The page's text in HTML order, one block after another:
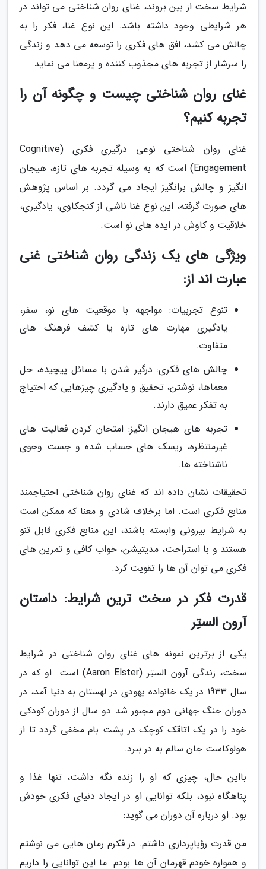
شرایط سخت از بین بروند، غنای روان شناختی می تواند در
هر شرایطی وجود داشته باشد. این نوع غنا، فکر را به
چالش می کشد، افق های فکری را توسعه می دهد و زندگی
را سرشار از تجربه های مجذوب کننده و پرمعنا می نماید.
غنای روان شناختی چیست و چگونه آن را
تجربه کنیم؟
غنای روان شناختی نوعی درگیری فکری (Cognitive
Engagement) است که به وسیله تجربه های تازه، هیجان
انگیز و چالش برانگیز ایجاد می گردد. بر اساس پژوهش
های صورت گرفته، این نوع غنا ناشی از کنجکاوی، یادگیری،
خلاقیت و کاوش در ایده های نو است.
ویژگی های یک زندگی روان شناختی غنی
عبارت اند از:
تنوع تجربیات: مواجهه با موقعیت های نو، سفر،
یادگیری مهارت های تازه یا کشف فرهنگ های
متفاوت.
چالش های فکری: درگیر شدن با مسائل پیچیده، حل
معماها، نوشتن، تحقیق و یادگیری چیزهایی که احتیاج
به تفکر عمیق دارند.
تجربه های هیجان انگیز: امتحان کردن فعالیت های
غیرمنتظره، ریسک های حساب شده و جست وجوی
ناشناخته ها.
تحقیقات نشان داده اند که غنای روان شناختی احتیاجمند
منابع فکری است. اما برخلاف شادی و معنا که ممکن است
به شرایط بیرونی وابسته باشند، این منابع فکری قابل تنو
هستند و با استراحت، مدیتیشن، خواب کافی و تمرین های
فکری می توان آن ها را تقویت کرد.
قدرت فکر در سخت ترین شرایط: داستان
آرون الستِر
یکی از برترین نمونه های غنای روان شناختی در شرایط
سخت، زندگی آرون الستِر (Aaron Elster) است. او که در
سال 1933 در یک خانواده یهودی در لهستان به دنیا آمد، در
دوران جنگ جهانی دوم مجبور شد دو سال از دوران کودکی
خود را در یک اتاقک کوچک در پشت بام مخفی گردد تا از
هولوکاست جان سالم به در ببرد.
بااین حال، چیزی که او را زنده نگه داشت، تنها غذا و
پناهگاه نبود، بلکه توانایی او در ایجاد دنیای فکری خودش
بود. او درباره آن دوران می گوید:
من قدرت رؤیاپردازی داشتم. در فکرم رمان هایی می نوشتم
و همواره خودم قهرمان آن ها بودم. ما این توانایی را داریم